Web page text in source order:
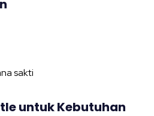
untuk Kebutuhan